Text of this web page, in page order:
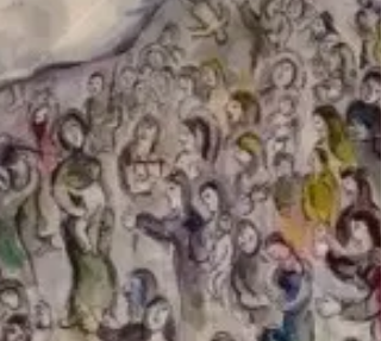
souligne la nécessité de rappeler au peuple
une partie de se